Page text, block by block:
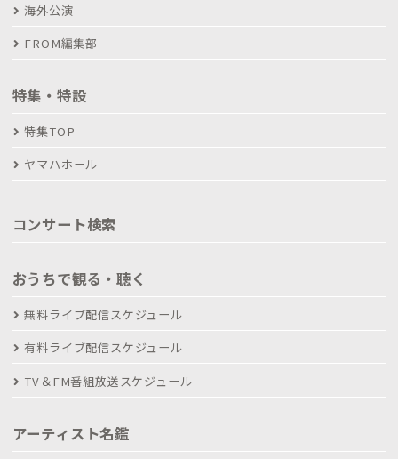
海外公演
FROM編集部
特集・特設
特集TOP
ヤマハホール
コンサート検索
おうちで観る・聴く
無料ライブ配信スケジュール
有料ライブ配信スケジュール
TV＆FM番組放送スケジュール
アーティスト名鑑